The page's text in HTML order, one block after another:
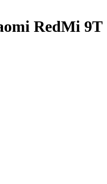
RedMi 9T